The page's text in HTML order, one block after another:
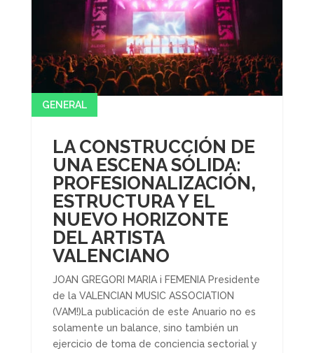
LA CONSTRUCCIÓN DE
UNA ESCENA SÓLIDA:
PROFESIONALIZACIÓN,
ESTRUCTURA Y EL
NUEVO HORIZONTE
DEL ARTISTA
VALENCIANO
GENERAL
JOAN GREGORI MARIA i FEMENIA Presidente
de la VALENCIAN MUSIC ASSOCIATION
(VAM!)La publicación de este Anuario no es
solamente un balance, sino también un
ejercicio de toma de conciencia sectorial y